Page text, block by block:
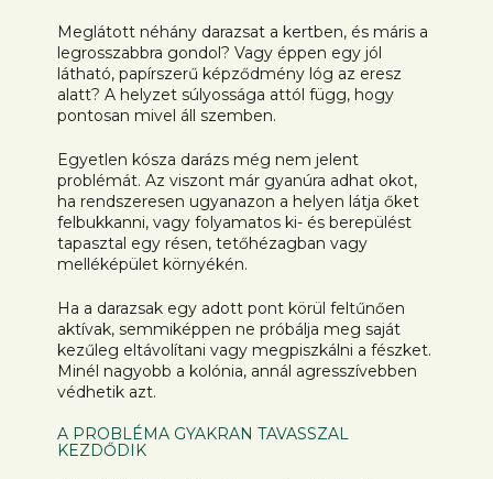
Meglátott néhány darazsat a kertben, és máris a
legrosszabbra gondol? Vagy éppen egy jól
látható, papírszerű képződmény lóg az eresz
alatt? A helyzet súlyossága attól függ, hogy
pontosan mivel áll szemben.
Egyetlen kósza darázs még nem jelent
problémát. Az viszont már gyanúra adhat okot,
ha rendszeresen ugyanazon a helyen látja őket
felbukkanni, vagy folyamatos ki- és berepülést
tapasztal egy résen, tetőhézagban vagy
melléképület környékén.
Ha a darazsak egy adott pont körül feltűnően
aktívak, semmiképpen ne próbálja meg saját
kezűleg eltávolítani vagy megpiszkálni a fészket.
Minél nagyobb a kolónia, annál agresszívebben
védhetik azt.
A PROBLÉMA GYAKRAN TAVASSZAL
KEZDŐDIK